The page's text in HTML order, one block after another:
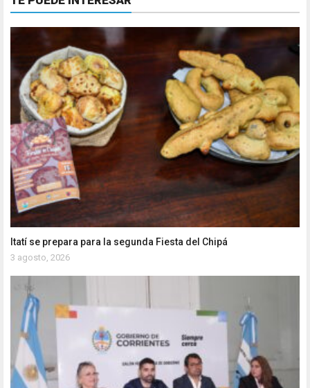
Itatí se prepara para la segunda Fiesta del Chipá
3 agosto, 2026